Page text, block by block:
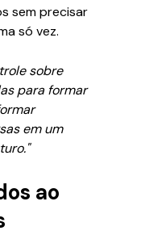
sem precisar
só vez.
sobre
para formar
em um
ao